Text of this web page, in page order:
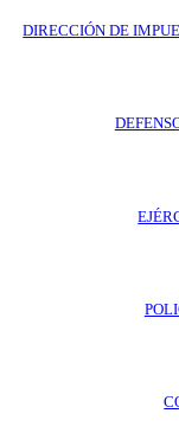
DIRECCIÓN DE